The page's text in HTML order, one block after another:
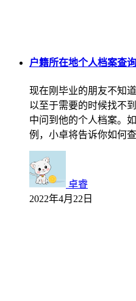
户籍所在地个人档案查询
现在刚毕业的朋友不知
以至于需要的时候找不
中问到他的个人档案。
例，小卓将告诉你如何
卓睿
2022年4月22日